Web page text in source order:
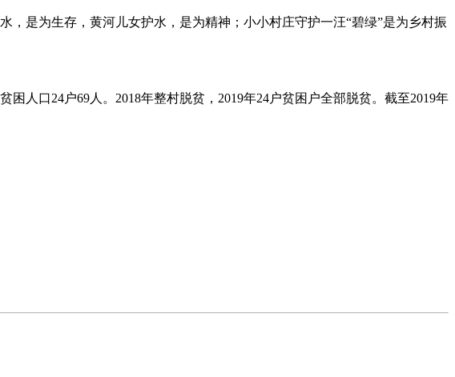
是为生存，黄河儿女护水，是为精神；小小村庄守护一汪“碧绿”是为乡村振
口24户69人。2018年整村脱贫，2019年24户贫困户全部脱贫。截至2019年